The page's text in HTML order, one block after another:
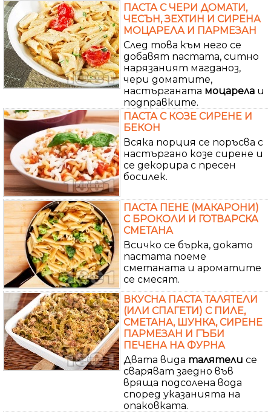
ПАСТА С ЧЕРИ ДОМАТИ,
ЧЕСЪН, ЗЕХТИН И СИРЕНА
МОЦАРЕЛА И ПАРМЕЗАН
След това към него се
добавят пастата, ситно
нарязаният магданоз,
чери доматите,
настърганата моцарела и
подправките.
ПАСТА С КОЗЕ СИРЕНЕ И
БЕКОН
Всяка порция се поръсва с
настъргано козе сирене и
се декорира с пресен
босилек.
ПАСТА ПЕНЕ (МАКАРОНИ)
С БРОКОЛИ И ГОТВАРСКА
СМЕТАНА
Всичко се бърка, докато
пастата поеме
сметаната и ароматите
се смесят.
ВКУСНА ПАСТА ТАЛЯТЕЛИ
(ИЛИ СПАГЕТИ) С ПИЛЕ,
СМЕТАНА, ШУНКА, СИРЕНЕ
ПАРМЕЗАН И ГЪБИ
ПЕЧЕНА НА ФУРНА
Двата вида талятели се
сваряват заедно във
вряща подсолена вода
според указанията на
опаковката.